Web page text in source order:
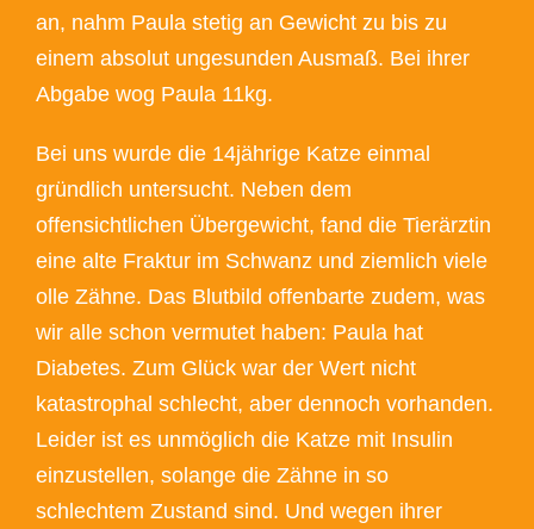
an, nahm Paula stetig an Gewicht zu bis zu
einem absolut ungesunden Ausmaß. Bei ihrer
Abgabe wog Paula 11kg.
Bei uns wurde die 14jährige Katze einmal
gründlich untersucht. Neben dem
offensichtlichen Übergewicht, fand die Tierärztin
eine alte Fraktur im Schwanz und ziemlich viele
olle Zähne. Das Blutbild offenbarte zudem, was
wir alle schon vermutet haben: Paula hat
Diabetes. Zum Glück war der Wert nicht
katastrophal schlecht, aber dennoch vorhanden.
Leider ist es unmöglich die Katze mit Insulin
einzustellen, solange die Zähne in so
schlechtem Zustand sind. Und wegen ihrer